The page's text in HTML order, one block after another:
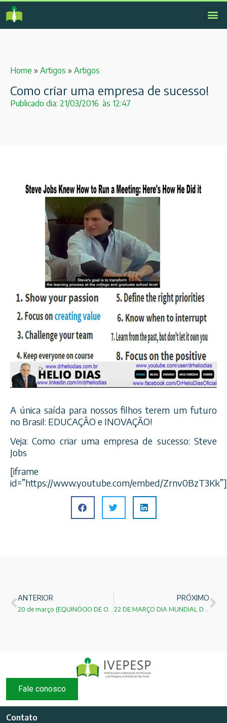
Home » Artigos » Artigos
Como criar uma empresa de sucesso!
Publicado dia: 21/03/2016 às 12:47
A única saída para nossos filhos terem um futuro
no Brasil: EDUCAÇÂO e INOVAÇÃO!
Veja: Como criar uma empresa de sucesso: Steve
Jobs
[iframe
id=”https://www.youtube.com/embed/Zrnv0BzT3Kk”]
ANTERIOR PRÓXIMO
Fale conosco
Contato